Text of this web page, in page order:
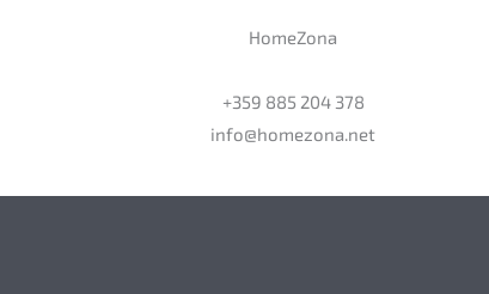
HomeZona
+359 885 204 378
info@homezona.net